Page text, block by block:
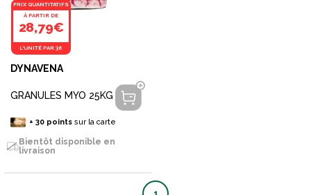
PRIX QUANTITATIFS
À PARTIR DE
28,79€
L'UNITÉ PAR 36
DYNAVENA
GRANULES MYO 25KG
+ 30pointssur la carte
Bientôt disponible en
livraison